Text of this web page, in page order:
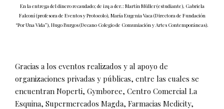
En la entrega del dinero recaudado; de izq a der.: Martín Müller (estudiante), Gabriela
Falconí (profesora de Eventos y Protocolo), María Eugenia Vaca (Directora de Fundación
“Por Una Vida”), Hugo Burgos (Decano Colegio de Comuniación y Artes Contemporáneas).
Gracias a los eventos realizados y al apoyo de
organizaciones privadas y públicas, entre las cuales se
encuentran Noperti, Gymboree, Centro Comercial La
Esquina, Supermercados Magda, Farmacias Medicity,